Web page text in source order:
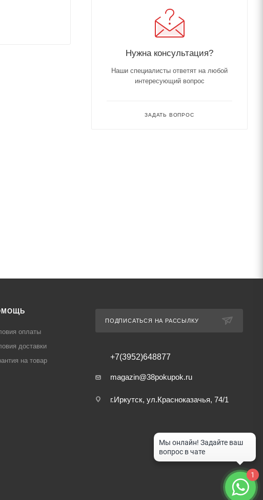
Нужна консультация?
Наши специалисты ответят на любой
интересующий вопрос
ЗАДАТЬ ВОПРОС
оплаты
доставки
на товар
ПОДПИСАТЬСЯ НА РАССЫЛКУ
+7(3952)648877
magazin@38pokupok.ru
г.Иркутск, ул.Красноказачья, 74/1
1